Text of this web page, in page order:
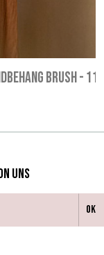
BRUSH-
uns
Ok